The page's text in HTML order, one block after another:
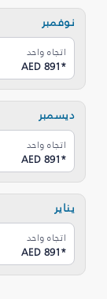
نوفمبر
اتجاه واحد
AED 891*
ديسمبر
اتجاه واحد
AED 891*
يناير
اتجاه واحد
AED 891*